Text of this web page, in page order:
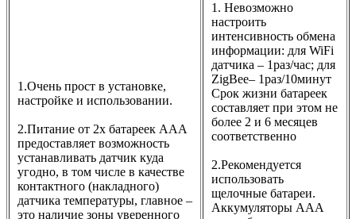
1.Очень прост в установке,
настройке и использовании.
2.Питание от 2х батареек ААА
предоставляет возможность
устанавливать датчик куда
угодно, в том числе в качестве
контактного (накладного)
датчика температуры, главное –
это наличие зоны уверенного
1. Невозможно
настроить
интенсивность обмена
информации: для WiFi
датчика – 1раз/час; для
ZigBee– 1раз/10минут
Срок жизни батареек
составляет при этом не
более 2 и 6 месяцев
соответственно
2.Рекомендуется
использовать
щелочные батареи.
Аккумуляторы ААА